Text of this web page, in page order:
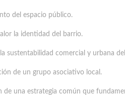
del espacio público.
la identidad del barrio.
sustentabilidad comercial y urbana
de un grupo asociativo local.
de una estrategia común que